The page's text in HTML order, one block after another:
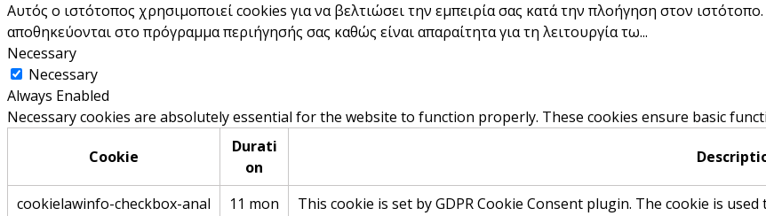
Αυτός ο ιστότοπος χρησιμοποιεί cookies για να βελτιώσει την εμπειρία σας κατά την πλοήγηση στον
αποθηκεύονται στο πρόγραμμα περιήγησής σας καθώς είναι απαραίτητα για τη λειτουργία τω...
Necessary
Necessary
Always Enabled
Necessary cookies are absolutely essential for the website to function properly. These cookies ensure basic
Cookie
Durati
on
cookielawinfo-checkbox-anal
11 mon
This cookie is set by GDPR Cookie Consent plugin. The cookie is